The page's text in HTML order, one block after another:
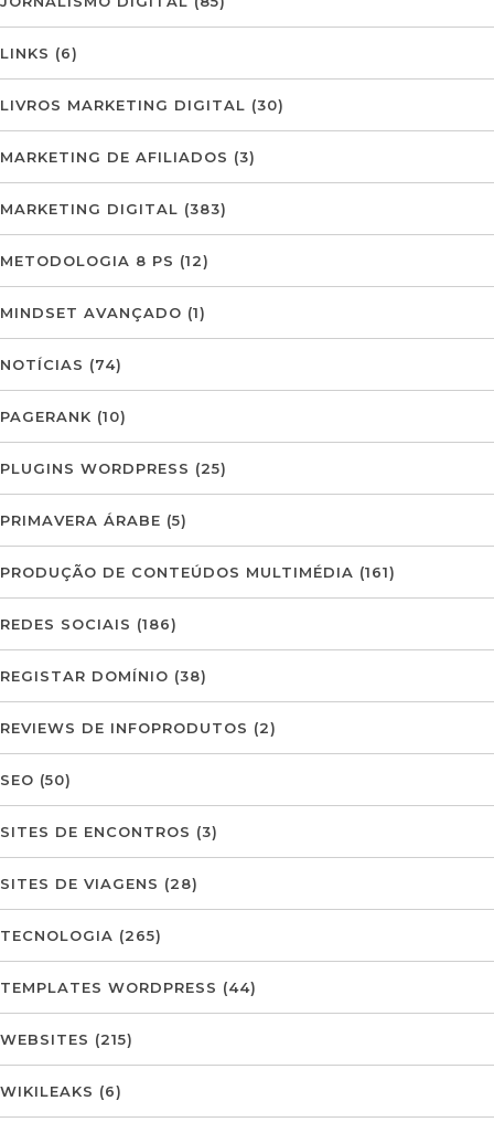
LINKS (6)
LIVROS MARKETING DIGITAL (30)
MARKETING DE AFILIADOS (3)
MARKETING DIGITAL (383)
METODOLOGIA 8 PS (12)
MINDSET AVANÇADO (1)
NOTÍCIAS (74)
PAGERANK (10)
PLUGINS WORDPRESS (25)
PRIMAVERA ÁRABE (5)
PRODUÇÃO DE CONTEÚDOS MULTIMÉDIA (161)
REDES SOCIAIS (186)
REGISTAR DOMÍNIO (38)
REVIEWS DE INFOPRODUTOS (2)
SEO (50)
SITES DE ENCONTROS (3)
SITES DE VIAGENS (28)
TECNOLOGIA (265)
TEMPLATES WORDPRESS (44)
WEBSITES (215)
WIKILEAKS (6)